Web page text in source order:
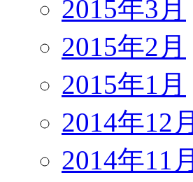
2015年3月
2015年2月
2015年1月
2014年12月
2014年11月